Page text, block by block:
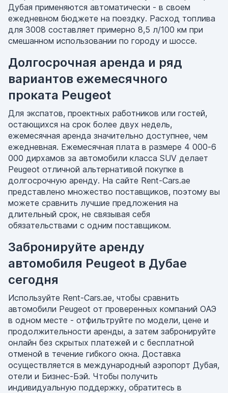
Дубая применяются автоматически - в своем
ежедневном бюджете на поездку. Расход топлива
для 3008 составляет примерно 8,5 л/100 км при
смешанном использовании по городу и шоссе.
Долгосрочная аренда и ряд
вариантов ежемесячного
проката Peugeot
Для экспатов, проектных работников или гостей,
остающихся на срок более двух недель,
ежемесячная аренда значительно доступнее, чем
ежедневная. Ежемесячная плата в размере 4 000-6
000 дирхамов за автомобили класса SUV делает
Peugeot отличной альтернативой покупке в
долгосрочную аренду. На сайте Rent-Cars.ae
представлено множество поставщиков, поэтому вы
можете сравнить лучшие предложения на
длительный срок, не связывая себя
обязательствами с одним поставщиком.
Забронируйте аренду
автомобиля Peugeot в Дубае
сегодня
Используйте Rent-Cars.ae, чтобы сравнить
автомобили Peugeot от проверенных компаний ОАЭ
в одном месте - отфильтруйте по модели, цене и
продолжительности аренды, а затем забронируйте
онлайн без скрытых платежей и с бесплатной
отменой в течение гибкого окна. Доставка
осуществляется в международный аэропорт Дубая,
отели и Бизнес-Бэй. Чтобы получить
индивидуальную поддержку, обратитесь в